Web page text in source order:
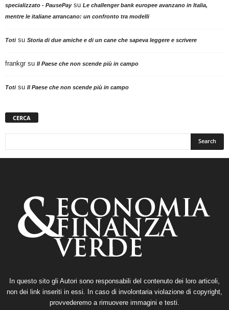
specializzato - PausePaysu Le challenger bank europee avanzano in Italia,
mentre le italiane arrancano: un confronto tra modelli
Totisu Storia di due amiche e di un cane che sapeva leggere e scrivere
frankgr su Il Paese che non scende più in campo
Totisu Il Paese che non scende più in campo
CERCA
In questo sito gli Autori sono responsabili del contenuto dei loro articoli,
non dei link inseriti in essi. In caso di involontaria violazione di copyright,
provvederemo a rimuovere immagini e testi.